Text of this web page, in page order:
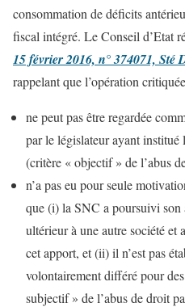
consommation de déficits
fiscal intégré. Le Conseil d’Etat
15 février 2016, n° 374071,
rappelant que l’opération
ne peut pas être regardée
par le législateur ayant
(critère « objectif » de l’abus
n’a pas eu pour seule
que (i) la SNC a poursuivi son
ultérieur à une autre société et
cet apport, et (ii) il n’est pas
volontairement différé pour
subjectif » de l’abus de droit